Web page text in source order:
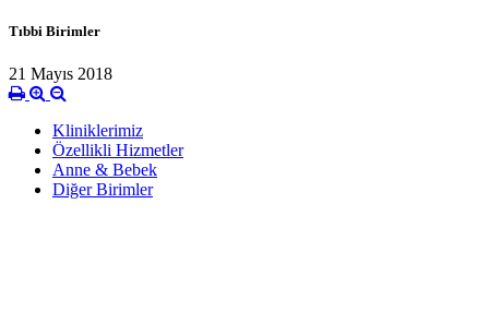
Tıbbi Birimler
21 Mayıs 2018
Kliniklerimiz
Özellikli Hizmetler
Anne & Bebek
Diğer Birimler